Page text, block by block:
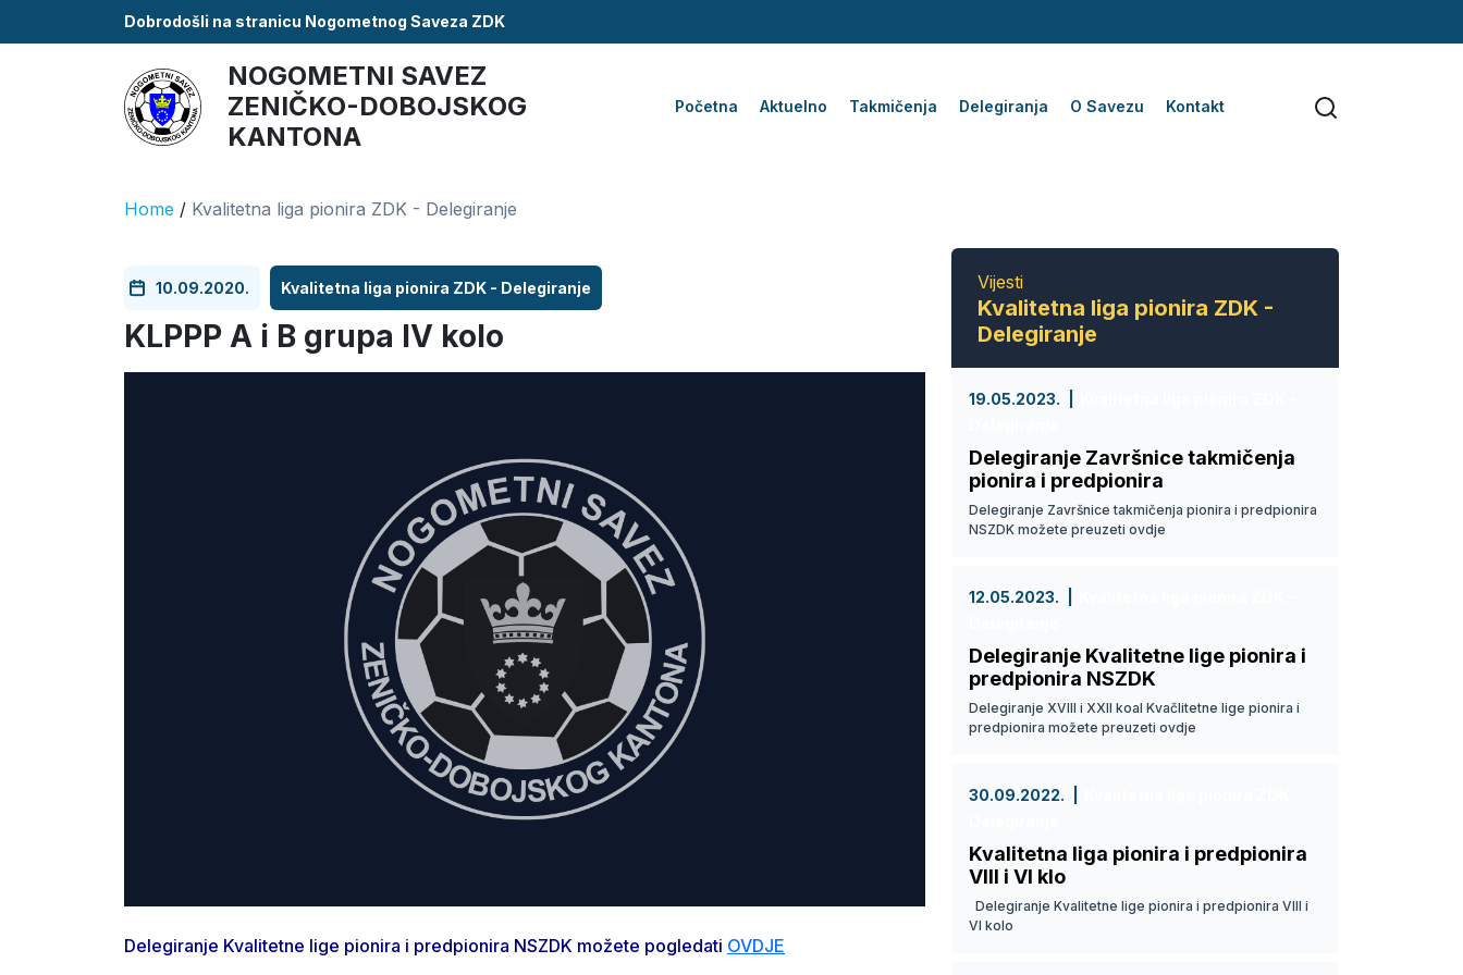
Dobrodošli na stranicu Nogometnog Saveza ZDK
NOGOMETNI SAVEZ
ZENIČKO-DOBOJSKOG
KANTONA
Početna Aktuelno Takmičenja Delegiranja O Savezu Kontakt
Home / Kvalitetna liga pionira ZDK - Delegiranje
10.09.2020. Kvalitetna liga pionira ZDK - Delegiranje
KLPPP A i B grupa IV kolo
Delegiranje Kvalitetne lige pionira i predpionira NSZDK možete pogledati OVDJE
Vijesti
Kvalitetna liga pionira ZDK -
Delegiranje
19.05.2023.
Delegiranje Završnice takmičenja
pionira i predpionira
Delegiranje Završnice takmičenja pionira i predpionira
NSZDK možete preuzeti ovdje
12.05.2023.
Delegiranje Kvalitetne lige pionira i
predpionira NSZDK
Delegiranje XVIII i XXII koal Kvačlitetne lige pionira i
predpionira možete preuzeti ovdje
30.09.2022.
Kvalitetna liga pionira i predpionira
VIII i VI klo
Delegiranje Kvalitetne lige pionira i predpionira VIII i
VI kolo